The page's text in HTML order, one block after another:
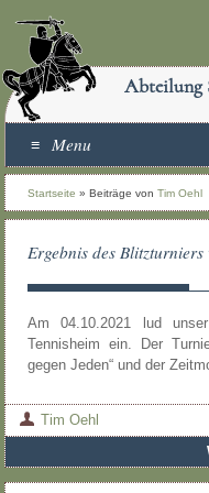
Abteilung
Menu
Startseite » Beiträge von Tim Oehl
Ergebnis des
Am 04.10.2021 lud
Tennisheim ein. Der
gegen Jeden“ und der
Tim Oehl